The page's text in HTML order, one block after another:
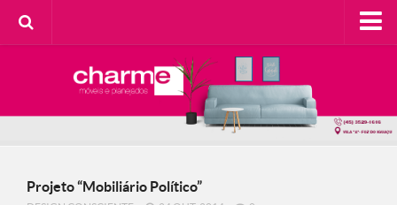
SOBRE A CHARME
Decorando com Charme
Projeto “Mobiliário Político”